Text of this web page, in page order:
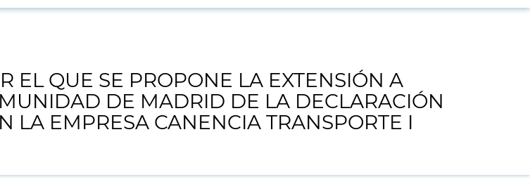
EL QUE SE PROPONE LA EXTENSIÓN A
DE MADRID DE LA DECLARACIÓN
LA EMPRESA CANENCIA TRANSPORTE I